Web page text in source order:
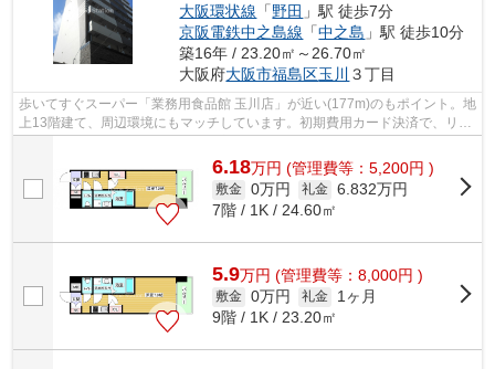
大阪環状線 「野田 」駅 徒歩7分
京阪電鉄中之島線 「中之島 」駅 徒歩10分
築16年 / 23.20㎡～26.70㎡
大阪府大阪市福島区玉川 ３丁目
歩いてすぐスーパー「業務用食品館 玉川店」が近い(177m)のもポイント。地
上13階建て、周辺環境にもマッチしています。初期費用カード決済で、リボ
払いや分割払いが可能です。大阪市福...
6.18万円 (管理費等：5,200円 )
敷金 0万円 礼金 6.832万円
7階 / 1K / 24.60㎡
5.9万円 (管理費等：8,000円 )
敷金 0万円 礼金
1ヶ月
9階 / 1K / 23.20㎡